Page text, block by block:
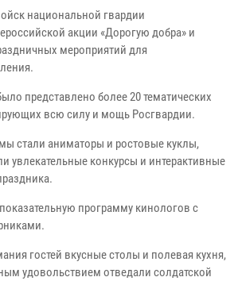
национальной гвардии
акции «Дорогую добра» и
мероприятий для
представлено более 20 тематических
всю силу и мощь Росгвардии.
стали аниматоры и ростовые куклы,
увлекательные конкурсы и интерактивные
программу кинологов с
гостей вкусные столы и полевая кухня,
удовольствием отведали солдатской